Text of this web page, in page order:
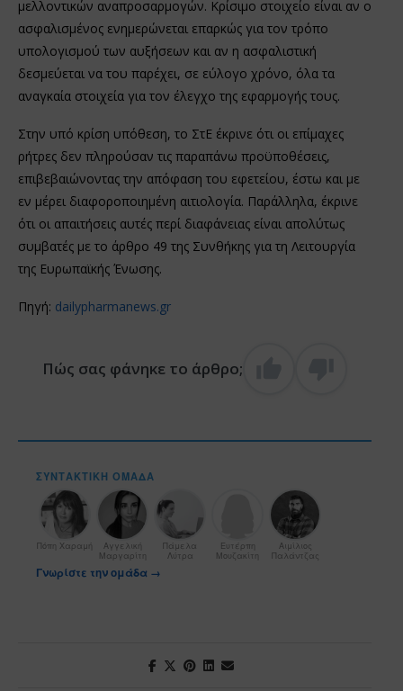
μελλοντικών αναπροσαρμογών. Κρίσιμο στοιχείο είναι αν ο
ασφαλισμένος ενημερώνεται επαρκώς για τον τρόπο
υπολογισμού των αυξήσεων και αν η ασφαλιστική
δεσμεύεται να του παρέχει, σε εύλογο χρόνο, όλα τα
αναγκαία στοιχεία για τον έλεγχο της εφαρμογής τους.
Στην υπό κρίση υπόθεση, το ΣτΕ έκρινε ότι οι επίμαχες
ρήτρες δεν πληρούσαν τις παραπάνω προϋποθέσεις,
επιβεβαιώνοντας την απόφαση του εφετείου, έστω και με
εν μέρει διαφοροποιημένη αιτιολογία. Παράλληλα, έκρινε
ότι οι απαιτήσεις αυτές περί διαφάνειας είναι απολύτως
συμβατές με το άρθρο 49 της Συνθήκης για τη Λειτουργία
της Ευρωπαϊκής Ένωσης.
Πηγή: dailypharmanews.gr
Πώς σας φάνηκε το άρθρο;
ΣΥΝΤΑΚΤΙΚΉ ΟΜΆΔΑ
Πόπη Χαραμή
Αγγελική
Μαργαρίτη
Πάμελα
Λύτρα
Ευτέρπη
Μουζακίτη
Αιμίλιος
Παλάντζας
Γνωρίστε την ομάδα →